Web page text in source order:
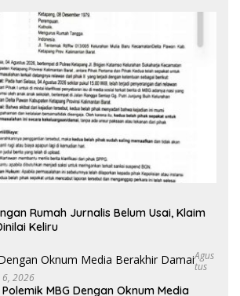
Rumah Jurnalis Belum Usai, Klaim
Keliru
Agus
Tus
6, 2026
Polemik MBG Dengan Oknum Media